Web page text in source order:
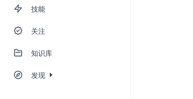
技能
关注
知识库
发现